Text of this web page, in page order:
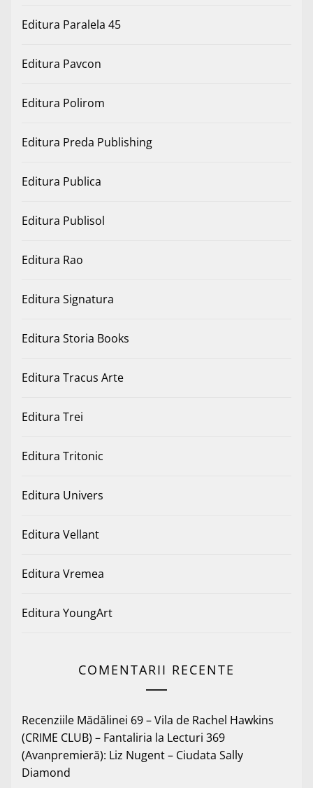
Editura Paralela 45
Editura Pavcon
Editura Polirom
Editura Preda Publishing
Editura Publica
Editura Publisol
Editura Rao
Editura Signatura
Editura Storia Books
Editura Tracus Arte
Editura Trei
Editura Tritonic
Editura Univers
Editura Vellant
Editura Vremea
Editura YoungArt
COMENTARII RECENTE
Recenziile Mădălinei 69 – Vila de Rachel Hawkins
(CRIME CLUB) – Fantaliria la Lecturi 369
(Avanpremieră): Liz Nugent – Ciudata Sally
Diamond